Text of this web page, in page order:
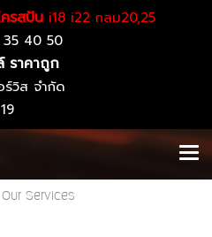
ครสปันi18 i22 กลม20,25
35 40 50
ราคาถูก
ร์วิส จำกัด
Our Services